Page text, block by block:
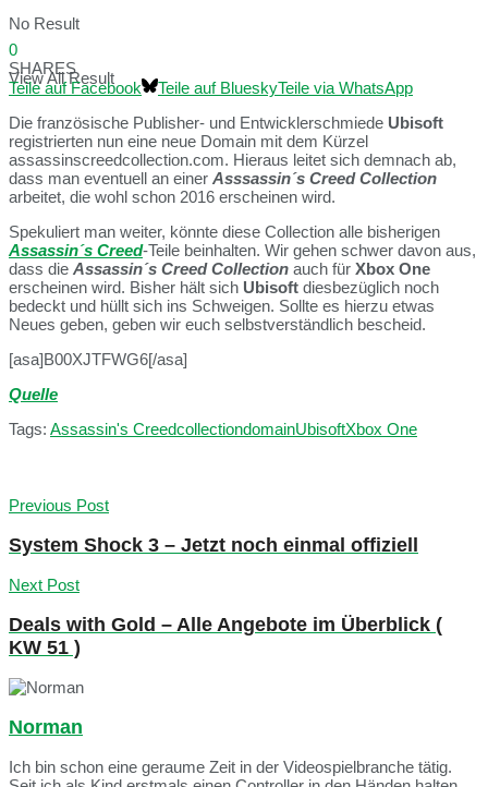
No Result
View All Result
0
SHARES
Teile auf Facebook
Teile auf BlueskyTeile via WhatsApp
Die französische Publisher- und Entwicklerschmiede Ubisoft
registrierten nun eine neue Domain mit dem Kürzel
assassinscreedcollection.com. Hieraus leitet sich demnach ab,
dass man eventuell an einer Asssassin´s Creed Collection
arbeitet, die wohl schon 2016 erscheinen wird.
Spekuliert man weiter, könnte diese Collection alle bisherigen
Assassin´s Creed-Teile beinhalten. Wir gehen schwer davon aus,
dass die Assassin´s Creed Collection auch für Xbox One
erscheinen wird. Bisher hält sich Ubisoft diesbezüglich noch
bedeckt und hüllt sich ins Schweigen. Sollte es hierzu etwas
Neues geben, geben wir euch selbstverständlich bescheid.
[asa]B00XJTFWG6[/asa]
Quelle
Tags: Assassin's CreedcollectiondomainUbisoftXbox One
Previous Post
System Shock 3 – Jetzt noch einmal offiziell
Next Post
Deals with Gold – Alle Angebote im Überblick (
KW 51 )
Norman
Ich bin schon eine geraume Zeit in der Videospielbranche tätig.